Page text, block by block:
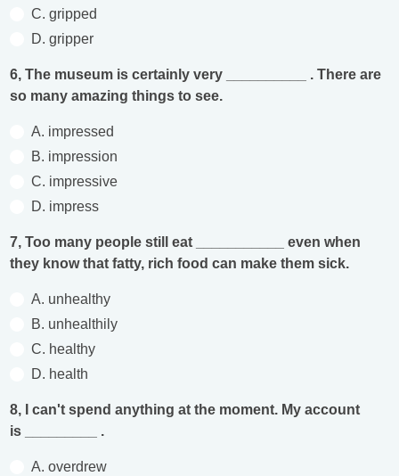
C. gripped
D. gripper
6, The museum is certainly very __________ . There are
so many amazing things to see.
A. impressed
B. impression
C. impressive
D. impress
7, Too many people still eat ___________ even when
they know that fatty, rich food can make them sick.
A. unhealthy
B. unhealthily
C. healthy
D. health
8, I can't spend anything at the moment. My account
is _________ .
A. overdrew